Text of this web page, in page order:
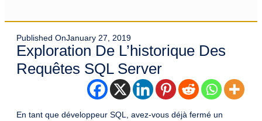
Published OnJanuary 27, 2019
Exploration De L’historique Des
Requêtes SQL Server
En tant que développeur SQL, avez-vous déjà fermé un